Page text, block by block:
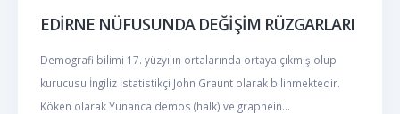
EDİRNE NÜFUSUNDA DEĞİŞİM RÜZGARLARI
Demografi bilimi 17. yüzyılın ortalarında ortaya çıkmış olup
kurucusu İngiliz İstatistikçi John Graunt olarak bilinmektedir.
Köken olarak Yunanca demos (halk) ve graphein...